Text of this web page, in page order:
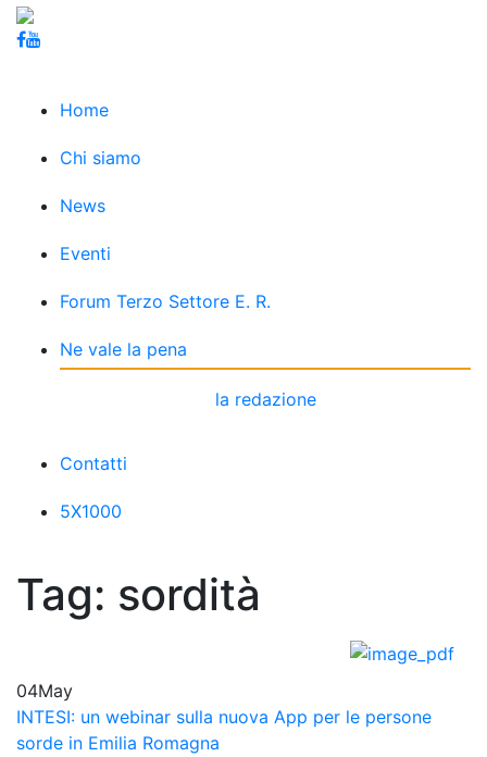
Home
Chi siamo
News
Eventi
Forum Terzo Settore E. R.
Ne vale la pena
la redazione
Contatti
5X1000
Tag: sordità
04May
INTESI: un webinar sulla nuova App per le persone
sorde in Emilia Romagna